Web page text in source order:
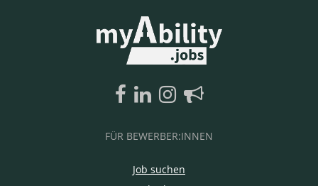
FÜR BEWERBER:INNEN
Job suchen